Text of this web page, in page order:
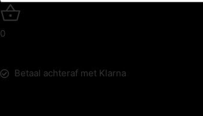
0
Betaal achteraf met Klarna